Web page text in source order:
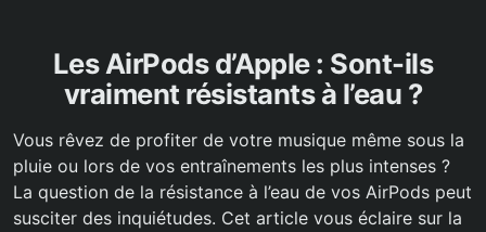
Les AirPods d’Apple : Sont-ils
vraiment résistants à l’eau ?
Vous rêvez de profiter de votre musique même sous la
pluie ou lors de vos entraînements les plus intenses ?
La question de la résistance à l’eau de vos AirPods peut
susciter des inquiétudes. Cet article vous éclaire sur la